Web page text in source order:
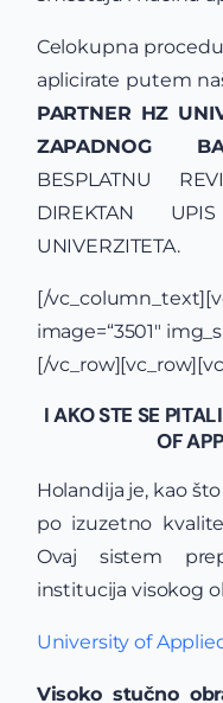
Celokupna
aplicirate putem
PARTNER HZ
ZAPADNOG
BESPLATNU
DIREKTAN
UNIVERZITETA.
[/
image=“3501″
[/
I AKO STE SE
OF
Holandija je, kao
po izuzetno
Ovaj sistem
institucija visokog
University of
Visoko stučno